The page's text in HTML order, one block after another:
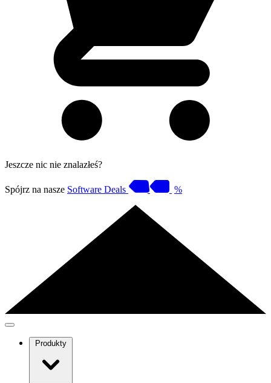
Jeszcze nic nie znalazłeś?
Spójrz na nasze Software Deals %
Produkty